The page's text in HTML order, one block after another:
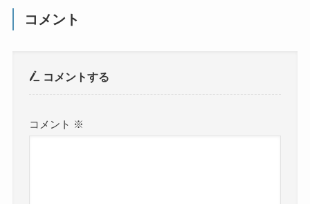
コメント
コメントする
コメント ※